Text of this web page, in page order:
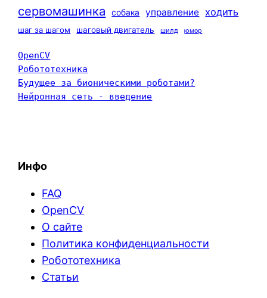
сервомашинка собака управление ходить
шаг за шагом шаговый двигатель шилд юмор
OpenCV
Робототехника
Будущее за бионическими роботами?
Нейронная сеть - введение
Инфо
FAQ
OpenCV
О сайте
Политика конфиденциальности
Робототехника
Статьи